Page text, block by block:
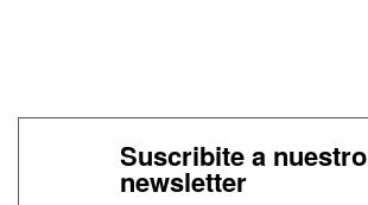
Suscribite a nuestro
newsletter